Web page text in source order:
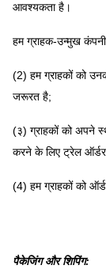
आवश्यकता है।
हम ग्राहक-उन्मुख
(2) हम ग्राहकों को
जरूरत है;
(३) ग्राहकों को अपने
करने के लिए ट्रेल ऑर्डर
(4) हम ग्राहकों को
पैकेजिंग और शिपिंग: